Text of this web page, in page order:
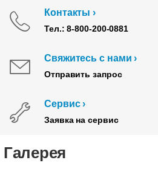
Контакты
Тел.: 8-800-200-0881
Свяжитесь с нами
Отправить запрос
Сервис
Заявка на сервис
Галерея